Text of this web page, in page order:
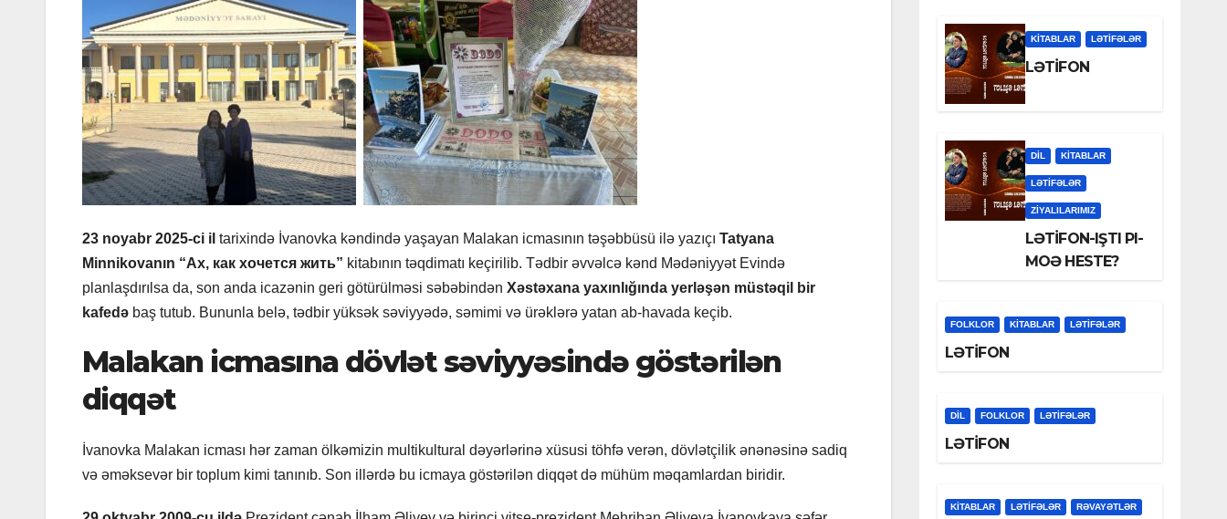
23 noyabr 2025-ci il tarixində İvanovka kəndində yaşayan Malakan icmasının təşəbbüsü ilə yazıçı Tatyana
Minnikovanın “Ах, как хочется жить” kitabının təqdimatı keçirilib. Tədbir əvvəlcə kənd Mədəniyyət Evində
planlaşdırılsa da, son anda icazənin geri götürülməsi səbəbindən Xəstəxana yaxınlığında yerləşən müstəqil bir
kafedə baş tutub. Bununla belə, tədbir yüksək səviyyədə, səmimi və ürəklərə yatan ab-havada keçib.
Malakan icmasına dövlət səviyyəsində göstərilən
diqqət
İvanovka Malakan icması hər zaman ölkəmizin multikultural dəyərlərinə xüsusi töhfə verən, dövlətçilik ənənəsinə sadiq
və əməksevər bir toplum kimi tanınıb. Son illərdə bu icmaya göstərilən diqqət də mühüm məqamlardan biridir.
KİTABLAR LƏTIFƏLƏR
LƏTİFON
DİL KİTABLAR
LƏTIFƏLƏR
ZİYALILARIMIZ
LƏTİFON-IŞTI PI-
MOƏ HESTE?
FOLKLOR KİTABLAR LƏTIFƏLƏR
LƏTİFON
DİL FOLKLOR LƏTIFƏLƏR
LƏTİFON
KİTABLAR LƏTIFƏLƏR RƏVAYƏTLƏR